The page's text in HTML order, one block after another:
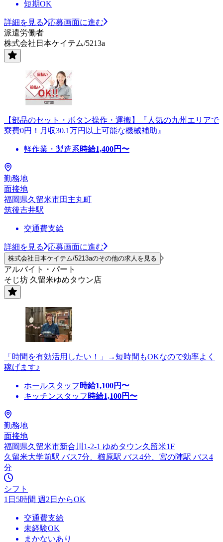
短期OK
詳細を見る
応募画面に進む
派遣労働者
株式会社日本ケイテム/5213a
【部品のセット・ボタン操作・運搬】『人気の九州エリアで
寮費0円！月収30.1万円以上可能な機械補助』
軽作業・製造系時給1,400円〜
勤務地
面接地
福岡県久留米市田主丸町
筑後吉井駅
交通費支給
詳細を見る 応募画面に進む
株式会社日本ケイテム/5213aのその他の求人を見る
アルバイト・パート
そじ坊 久留米ゆめタウン店
「時間を有効活用したい！」→短時間もOKなので効率よく
稼げます♪
ホールスタッフ 時給1,100円〜
キッチンスタッフ 時給1,100円〜
勤務地
面接地
福岡県久留米市新合川1-2-1 ゆめタウン久留米1F
久留米大学前駅 バス7分、櫛原駅 バス4分、宮の陣駅 バス4
分
シフト
1日5時間 週2日からOK
交通費支給
未経験OK
まかないあり